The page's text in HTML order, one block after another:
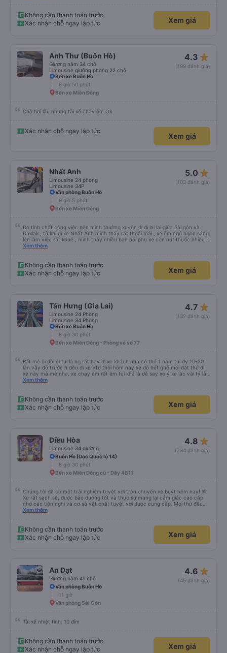
Không cần thanh toán trước
Xác nhận chỗ ngay lập tức
Xem giá
Anh Thư (Buôn Hồ)
Giường nằm 34 chỗ
Limousine giường phòng 22 chỗ
4.3 star_rate
(199 đánh giá)
Bến xe Buôn Hồ
8 giờ 50 phút
Bến xe Miền Đông
Chờ hơi lâu nhưng tài xế chạy êm Ok
Xác nhận chỗ ngay lập tức
Xem giá
Nhất Anh
Limousine 24 phòng
Limousine 34P
5.0 star_rate
(103 đánh giá)
Văn phòng Buôn Hồ
9 giờ 5 phút
Bến xe Miền Đông
Do tính chất công việc nên mình thường xuyên đi đi lại lại giữa Sài gòn và
Đaklak , từ khi đi xe Nhất Anh mình thấy rất thoải mái , xe êm ngủ ngon sáng
lên làm việc rất khoẻ , mình thấy nhiều bạn nói phụ xe còn hút thuốc nhiều ,
mình thấy phụ cũng có hút nhưng các bạn ấy cũng để khói ngay chỗ hut
Xem thêm
Không cần thanh toán trước
Xác nhận chỗ ngay lập tức
Xem giá
Tấn Hưng (Gia Lai)
Limousine 24 Phòng
Limousine 34 Phòng
4.7 star_rate
(132 đánh giá)
Bến xe Buôn Hồ
8 giờ 30 phút
Bến xe Miền Đông - Phòng vé số 77
Rất mê ôi dồi ôi tui là ng rất hay đi xe khách nha có thể 1 năm tui đy 10-20
lần vậy đó trước h đều đi xe Vtd thôi hôm nay xe đó hết ghế mới đặt thử đi
xe này mà mê nha, xe chạy êm rất êm tui khá là dễ say xe ý xe lắc vài tý là
tui say liền à mà đi xe này tui ngồi các kiểu thậm chí gần nữa đoạn đg tui
má ko hôi ko ngứa đắp yên tâm lắm tr có mấy xe chăn mỏng điều hòa lạnh
đắp vào 1 lúc vừa hôi vừa ngứa hổng dám đắp, mấy trạm dừng chân đi WC
có nước nha, huhu nhiều chỗ tui đi mấy xe khác ko có nc thậm chí giấy cũng
say nhưng giường bé, vé ăn nhích hơn so vs những xe khác, phục vụ vé ko
tốt nhưng tui chuyên gia đặt vé on nên nói chung tuỵt zời sau này sẽ là
khách quen 😍😍
Xem thêm
Không cần thanh toán trước
Xác nhận chỗ ngay lập tức
Xem giá
Điều Hòa
Limousine 34 giường
4.8 star_rate
(734 đánh giá)
Buôn Hồ (Dọc Quốc lộ 14)
8 giờ 30 phút
Bến xe Miền Đông cũ - Dãy 4B11
Chúng tôi đã có một trải nghiệm tuyệt vời trên chuyến xe buýt hôm nay! 💯
Xe rất sạch sẽ, được bảo dưỡng tốt và thực sự mang lại cảm giác cao cấp
nhờ các tiện nghi và cơ sở vật chất tuyệt vời được cung cấp. Mọi thứ đều
thoải mái và ngăn nắp. Nhân viên và tài xế rất tốt bụng, hữu ích và chu đáo,
đối với tôi và gia đình. Chúng tôi rất vui và hài lòng từ đầu đến cuối. Rất đáng
giới thiệu! 💛 Về ứng dụng, nó rất dễ sử dụng, thân thiện với người dùng và
tiện lợi khi đặt chuyến đi của chúng tôi. Mọi thứ đều diễn ra suôn sẻ!
Xem thêm
Không cần thanh toán trước
Xác nhận chỗ ngay lập tức
Xem giá
An Đạt
Giường nằm 41 chỗ
4.6 star_rate
(45 đánh giá)
Văn phòng Buôn Hồ
11 giờ
Văn phòng Sài Gòn
Tài xế nhiệt tình. 10 đỉm
Không cần thanh toán trước
Xác nhận chỗ ngay lập tức
Xem giá